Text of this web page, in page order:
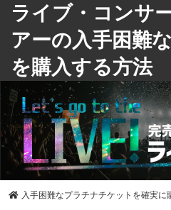
ライブ・コンサ
アーの入手困難
を購入する方法
入手困難なプラチナチケットを確実に